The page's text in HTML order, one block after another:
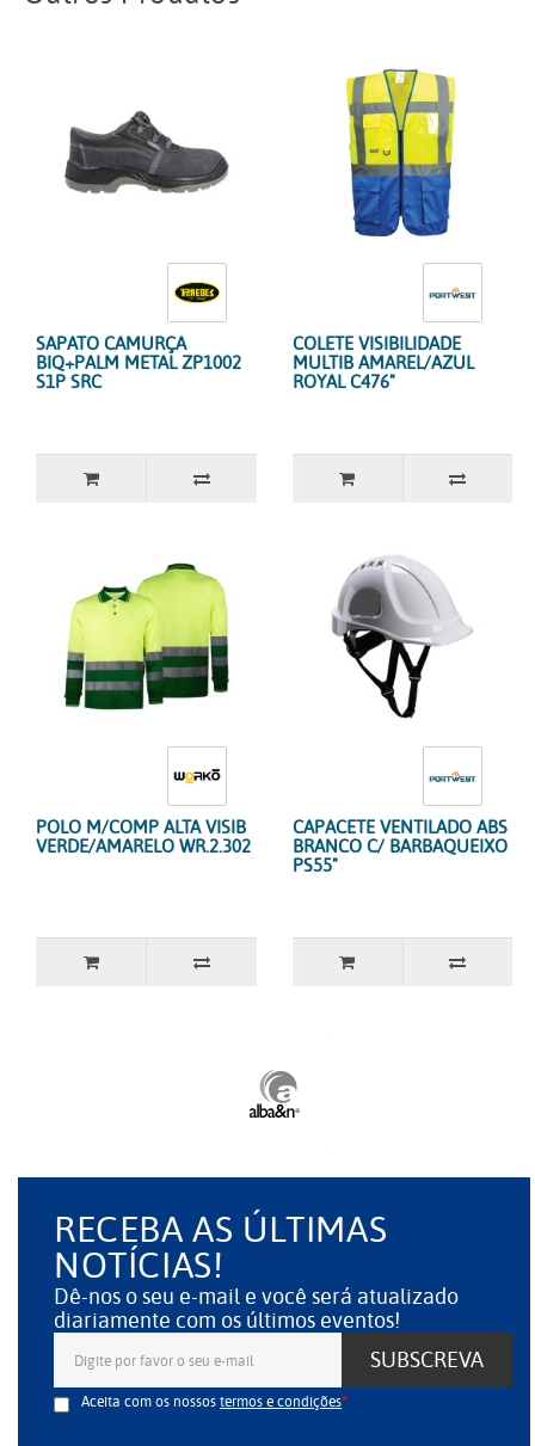
SAPATO CAMURÇA
BIQ+PALM METAL ZP1002
S1P SRC
COLETE VISIBILIDADE
MULTIB AMAREL/AZUL
ROYAL C476"
POLO M/COMP ALTA VISIB
VERDE/AMARELO WR.2.302
CAPACETE VENTILADO ABS
BRANCO C/ BARBAQUEIXO
PS55"
RECEBA AS ÚLTIMAS
NOTÍCIAS!
Dê-nos o seu e-mail e você será atualizado
diariamente com os últimos eventos!
SUBSCREVA
Aceita com os nossostermos e condições